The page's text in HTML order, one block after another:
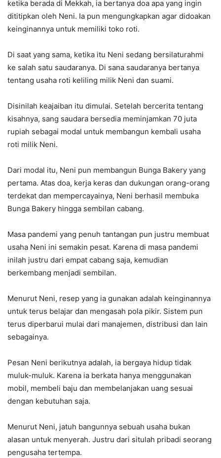
ketika berada di Mekkah, ia bertanya doa apa yang ingin
dititipkan oleh Neni. Ia pun mengungkapkan agar didoakan
keinginannya untuk memiliki toko roti.
Di saat yang sama, ketika itu Neni sedang bersilaturahmi
ke salah satu saudaranya. Di sana saudaranya bertanya
tentang usaha roti keliling milik Neni dan suami.
Disinilah keajaiban itu dimulai. Setelah bercerita tentang
kisahnya, sang saudara bersedia meminjamkan 70 juta
rupiah sebagai modal untuk membangun kembali usaha
roti milik Neni.
Dari modal itu, Neni pun membangun Bunga Bakery yang
pertama. Atas doa, kerja keras dan dukungan orang-orang
terdekat dan mempercayainya, Neni berhasil membuka
Bunga Bakery hingga sembilan cabang.
Masa pandemi yang penuh tantangan pun justru membuat
usaha Neni ini semakin pesat. Karena di masa pandemi
inilah justru dari empat cabang saja, kemudian
berkembang menjadi sembilan.
Menurut Neni, resep yang ia gunakan adalah keinginannya
untuk terus belajar dan mengasah pola pikir. Sistem pun
terus diperbarui mulai dari manajemen, distribusi dan lain
sebagainya.
Pesan Neni berikutnya adalah, ia bergaya hidup tidak
muluk-muluk. Karena ia berkata hanya menggunakan
mobil, membeli baju dan membelanjakan uang sesuai
dengan kebutuhan saja.
Menurut Neni, jatuh bangunnya sebuah usaha bukan
alasan untuk menyerah. Justru dari situlah pribadi seorang
pengusaha tertempa.